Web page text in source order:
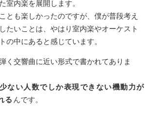
室内楽を展開します。
とも楽しかったのですが、僕が普段考え
たいことは、やはり室内楽やオーケスト
の中にあると感じています。
く交響曲に近い形式で書かれてありま
ない人数でしか表現できない機動力が
る んです。